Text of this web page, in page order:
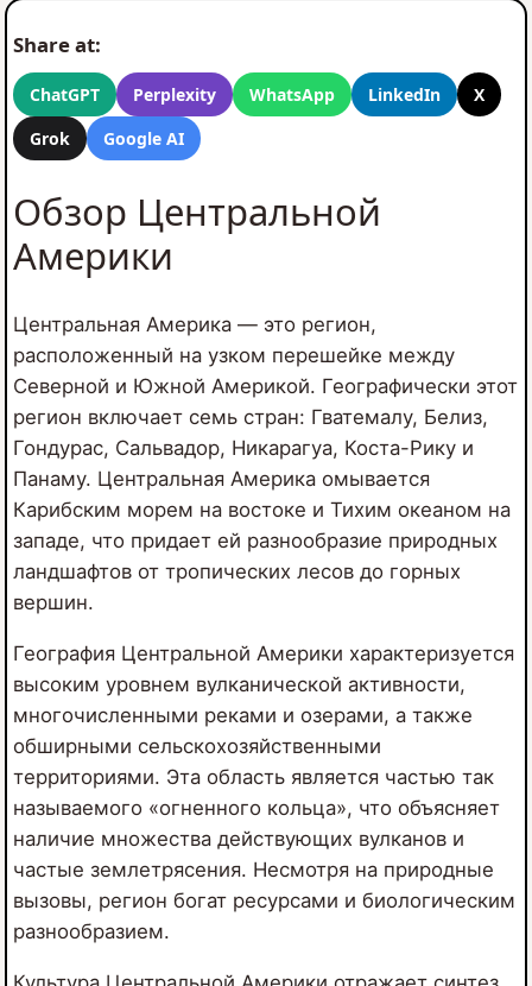
Share at:
ChatGPT Perplexity WhatsApp LinkedIn
X
Grok
Google AI
Обзор Центральной
Америки
Центральная Америка — это регион,
расположенный на узком перешейке между
Северной и Южной Америкой. Географически этот
регион включает семь стран: Гватемалу, Белиз,
Гондурас, Сальвадор, Никарагуа, Коста-Рику и
Панаму. Центральная Америка омывается
Карибским морем на востоке и Тихим океаном на
западе, что придает ей разнообразие природных
ландшафтов от тропических лесов до горных
вершин.
География Центральной Америки характеризуется
высоким уровнем вулканической активности,
многочисленными реками и озерами, а также
обширными сельскохозяйственными
территориями. Эта область является частью так
называемого «огненного кольца», что объясняет
наличие множества действующих вулканов и
частые землетрясения. Несмотря на природные
вызовы, регион богат ресурсами и биологическим
разнообразием.